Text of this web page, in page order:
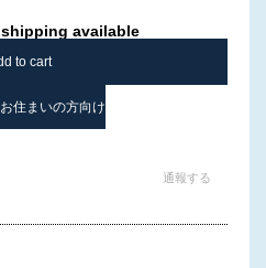
available
to cart
住まいの方向け
通報する